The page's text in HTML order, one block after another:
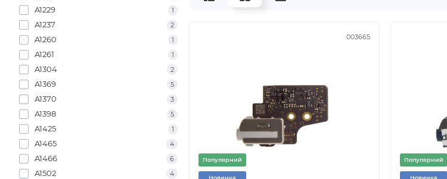
A1229 1
A1237 2
A1260 1
A1261 1
A1304 2
A1369 5
A1370 3
A1398 5
A1425 1
A1465 4
A1466 6
A1502 4
003665
Популярний
Новинка
Популярний
Новинка